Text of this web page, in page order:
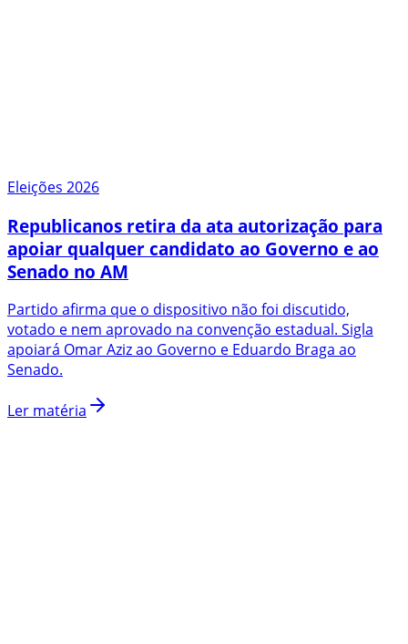
Eleições 2026
Republicanos retira da ata autorização para
apoiar qualquer candidato ao Governo e ao
Senado no AM
Partido afirma que o dispositivo não foi discutido,
votado e nem aprovado na convenção estadual. Sigla
apoiará Omar Aziz ao Governo e Eduardo Braga ao
Senado.
Ler matéria